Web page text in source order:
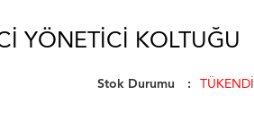
YÖNETICI KOLTUĞU
Stok Durumu TÜKENDİ